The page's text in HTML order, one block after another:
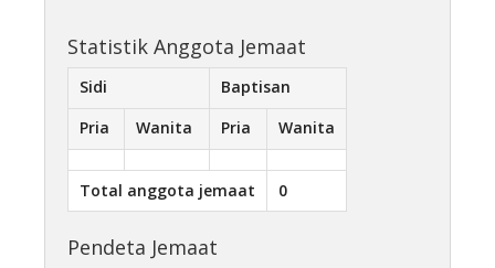
Statistik Anggota Jemaat
Sidi
Baptisan
Pria
Wanita Pria Wanita
Total anggota jemaat 0
Pendeta Jemaat